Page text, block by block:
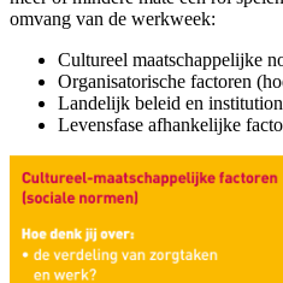
omvang van de werkweek:
Cultureel maatschappelijke
Organisatorische factoren
Landelijk beleid en
Levensfase afhankelijke